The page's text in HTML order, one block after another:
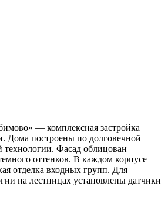
— комплексная застройка
Дома построены по долговечной
Фасад облицован
оттенков. В каждом корпусе
отделка входных групп. Для
на лестницах установлены датчики